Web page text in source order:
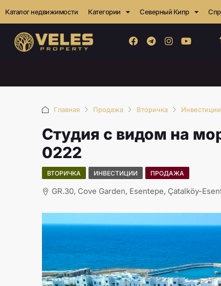
Каталог недвижимости Категории Северный Кипр
Главная Продажа Вторичка Инвестиции
Студия с видом на
0222
ВТОРИЧКА ИНВЕСТИЦИИ ПРОДАЖА
GR.30, Cove Garden, Esentepe, Çatalköy-